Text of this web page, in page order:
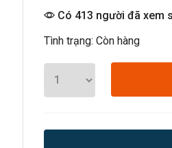
Có 413 người đã xem
Tình trạng: Còn hàng